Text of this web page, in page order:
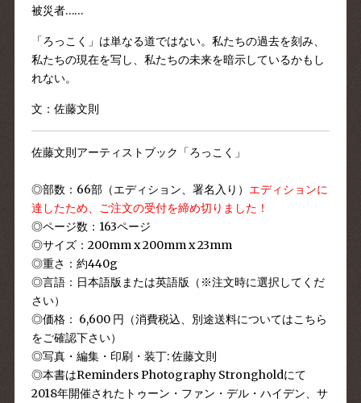
被災者……
「ろっこく」は単なる道ではない。私たちの過去を刻み、
私たちの現在を写し、私たちの未来を暗示しているかもし
れない。
文：佐藤文則
佐藤文則アーティストブック「ろっこく」
◎部数：66部（エディション、署名入り） エディションに
達したため、ご注文の受付を締め切りました！
◎ページ数：163ページ
◎サイズ：200mm x 200mm x 23mm
◎重さ：約440g
◎言語： 日本語版または英語版（※注文時に選択してくだ
さい）
◎価格： 6,600 円（消費税込、別途送料についてはこちら
をご確認下さい）
◎写真・編集・印刷・装丁: 佐藤文則
◎本書はReminders Photography Strongholdにて
2018年開催されたトゥーン・ファン・デル・ハイデン、サ